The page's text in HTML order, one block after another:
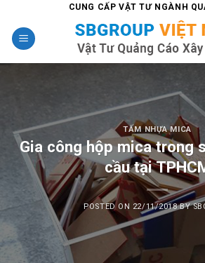
content
CUNG CẤP VẬT TƯ NGÀNH
TẤM NHỰA MICA
Gia công hộp mica trong
cầu tại
POSTED ON 22/11/2018BY